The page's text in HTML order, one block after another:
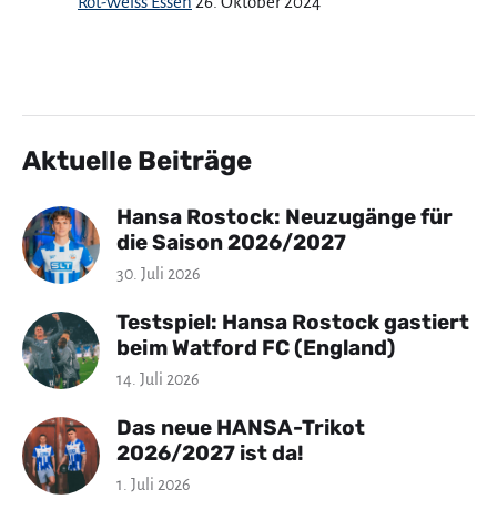
Aktuelle Beiträge
Hansa Rostock: Neuzugänge für
die Saison 2026/2027
30. Juli 2026
Testspiel: Hansa Rostock gastiert
beim Watford FC (England)
14. Juli 2026
Das neue HANSA-Trikot
2026/2027 ist da!
1. Juli 2026